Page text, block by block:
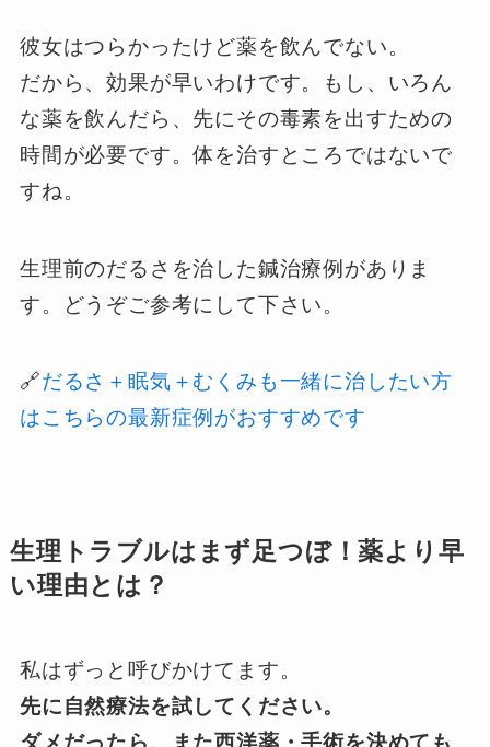
彼女はつらかったけど薬を飲んでない。
だから、効果が早いわけです。もし、いろん
な薬を飲んだら、先にその毒素を出すための
時間が必要です。体を治すところではないで
すね。
生理前のだるさを治した鍼治療例がありま
す。どうぞご参考にして下さい。
🔗だるさ＋眠気＋むくみも一緒に治したい方
はこちらの最新症例がおすすめです
生理トラブルはまず足つぼ！薬より早
い理由とは？
私はずっと呼びかけてます。
先に自然療法を試してください。
ダメだったら、また西洋薬・手術を決めても